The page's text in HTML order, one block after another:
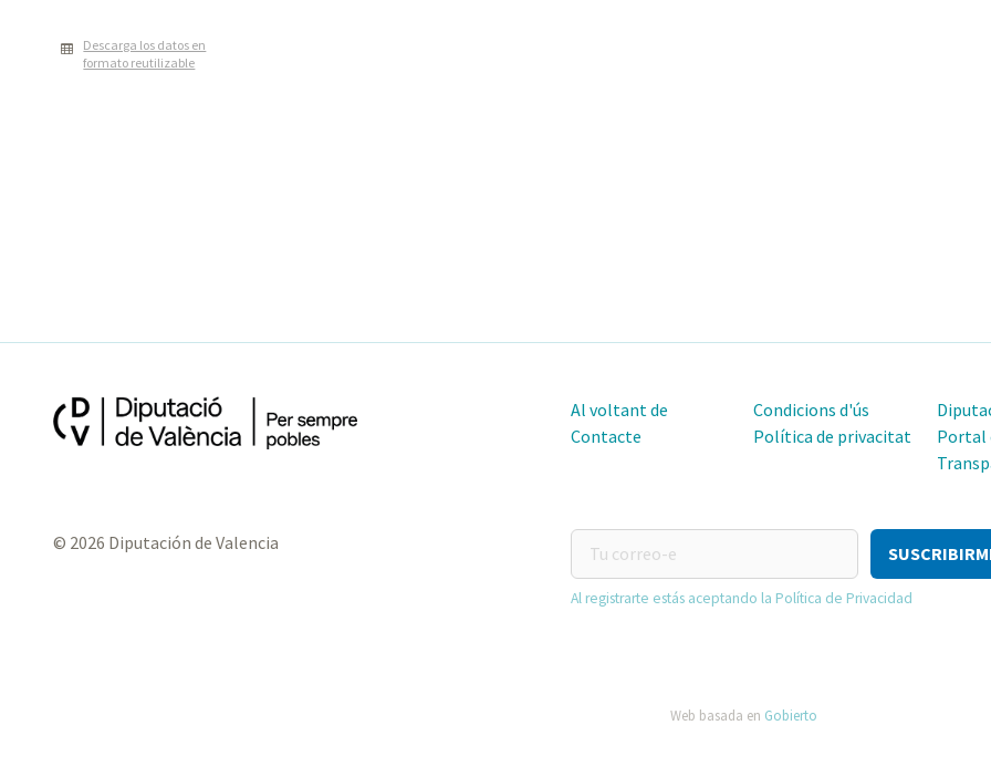
Descarga los datos en
formato reutilizable
Al voltant de
Contacte
Condicions d'ús
Política de privacitat
Portal
© 2026 Diputación de Valencia
Tu
correo-
e
Al registrarte estás aceptando la Política de Privacidad
Web basada en Gobierto